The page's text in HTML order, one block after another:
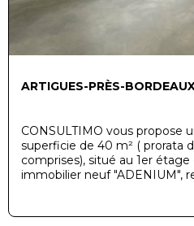
ARTIGUES-PRÈS-
CONSULTIMO vous propose
superficie de 40 m² ( prorata
comprises), situé au 1er
immobilier neuf "ADENIUM",